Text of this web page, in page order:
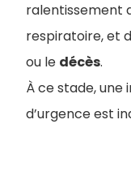
ralentissement
respiratoire, et
ou le décès.
À ce stade,
d’urgence est